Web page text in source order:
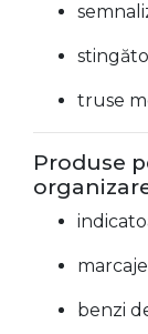
truse
Produse
benzi